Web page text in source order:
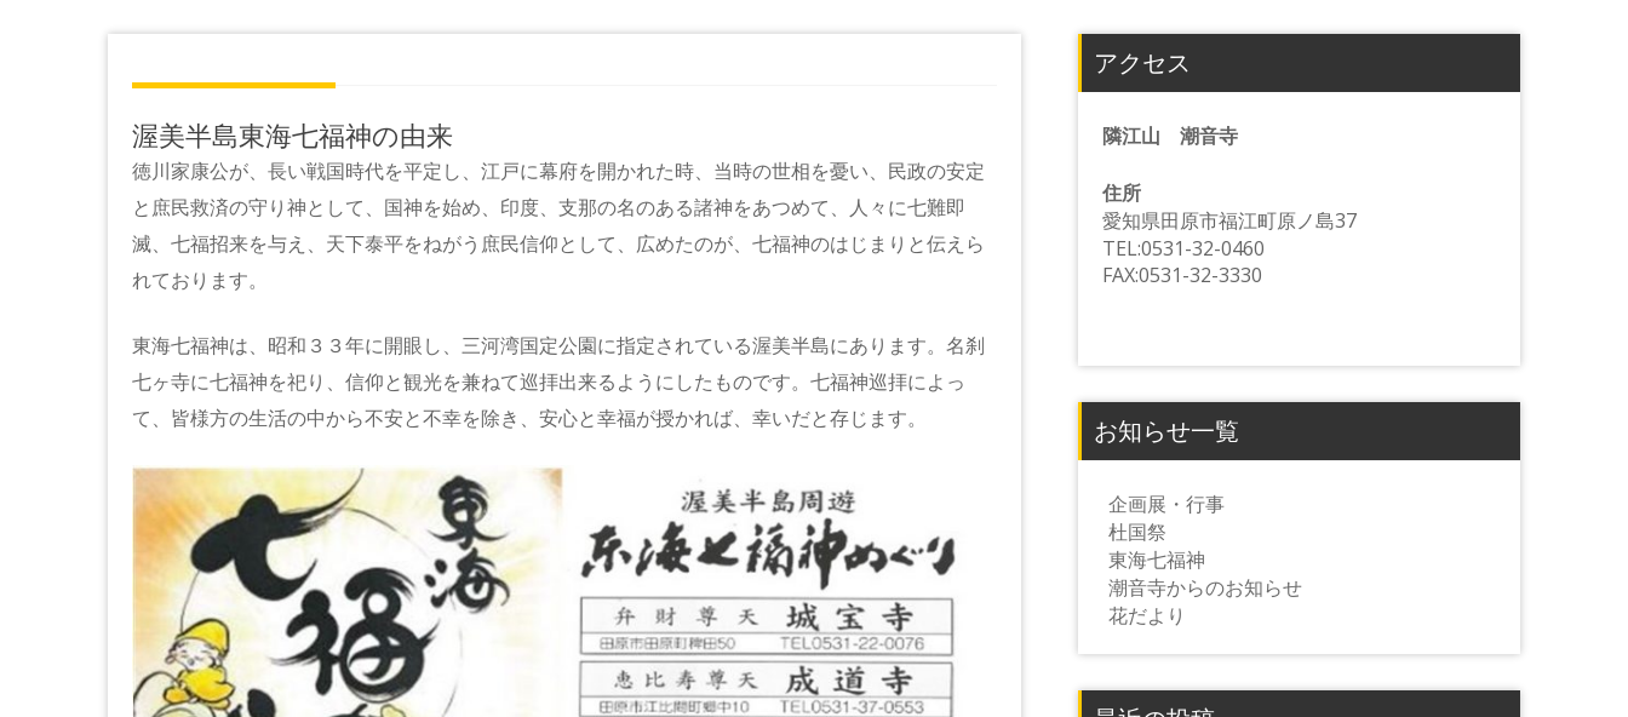
渥美半島東海七福神の由来
徳川家康公が、長い戦国時代を平定し、江戸に幕府を開かれた時、当時の世相を憂い、民政の安定
と庶民救済の守り神として、国神を始め、印度、支那の名のある諸神をあつめて、人々に七難即
滅、七福招来を与え、天下泰平をねがう庶民信仰として、広めたのが、七福神のはじまりと伝えら
れております。
東海七福神は、昭和３３年に開眼し、三河湾国定公園に指定されている渥美半島にあります。名刹
七ヶ寺に七福神を祀り、信仰と観光を兼ねて巡拝出来るようにしたものです。七福神巡拝によっ
て、皆様方の生活の中から不安と不幸を除き、安心と幸福が授かれば、幸いだと存じます。
アクセス
隣江山 潮音寺
住所
愛知県田原市福江町原ノ島37
TEL:0531-32-0460
FAX:0531-32-3330
お知らせ一覧
企画展・行事
杜国祭
東海七福神
潮音寺からのお知らせ
花だより